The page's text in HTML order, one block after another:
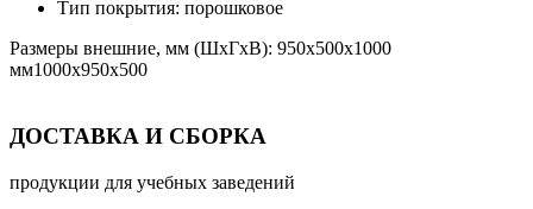
Тип покрытия: порошковое
Размеры внешние, мм (ШхГхВ): 950х500х1000
мм1000x950x500
ДОСТАВКА И СБОРКА
продукции для учебных заведений